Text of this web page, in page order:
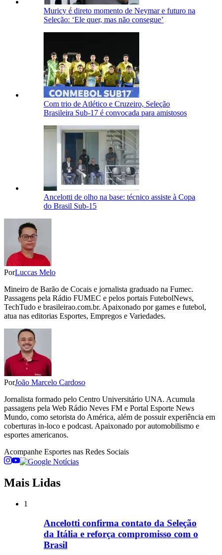
Muricy é direto momento de Neymar e futuro na
Seleção: ‘Ele quer, mas não consegue’
Com trio de Atlético e Cruzeiro, Seleção
Brasileira Sub-17 é convocada para amistosos
Ancelotti de olho na base: técnico assiste à Copa
do Brasil Sub-15
PorLuccas Melo
Mineiro de Barão de Cocais e jornalista graduado na Fumec.
Passagens pela Rádio FUMEC e pelos portais FutebolNews,
TechTudo e brasileirao.com.br. Apaixonado por games e futebol,
atua nas editorias Esportes, Empregos e Variedades.
PorJoão Marcelo Cardoso
Jornalista formado pelo Centro Universitário UNA. Acumula
passagens pela Web Rádio Neves FM e Portal Esporte News
Mundo, como setorista do América, além de possuir experiência em
coberturas in-loco e podcast. Apaixonado por automobilismo e
esportes americanos.
Acompanhe Esportes nas Redes Sociais
Mais Lidas
1
Ancelotti confirma contato da Seleção
da Itália e reforça compromisso com o
Brasil